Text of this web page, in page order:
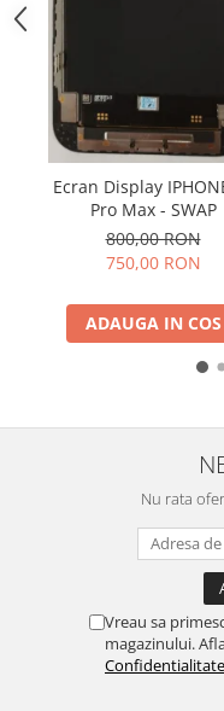
SERIA X
SERIA 11
SERIA 12
SERIA 13
SERIA 14
Ecrane Pentru MOTOROLA
MOTOROLA
XIAOMI SERVICE PACK
Ecrane Pentru NOKIA
Ecrane Pentru VIVO
VIVO COMPATIBILE
Ecrane Pentru OPPO
Ecran Display
Pro Max - SWAP
800,00 RON
750,00 RON
ADAUGA IN COS
Nu rata
Vreau sa
magazinului.
Confidentialitate